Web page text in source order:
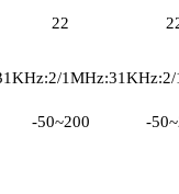
22
1KHz:2/1MHz:3
-50~200 -